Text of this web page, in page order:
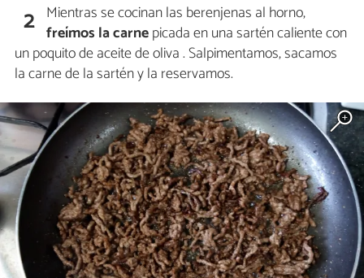
2 Mientras se cocinan las berenjenas al horno,
freímos la carnepicada en una sartén caliente con
un poquito de aceite de oliva . Salpimentamos, sacamos
la carne de la sartén y la reservamos.